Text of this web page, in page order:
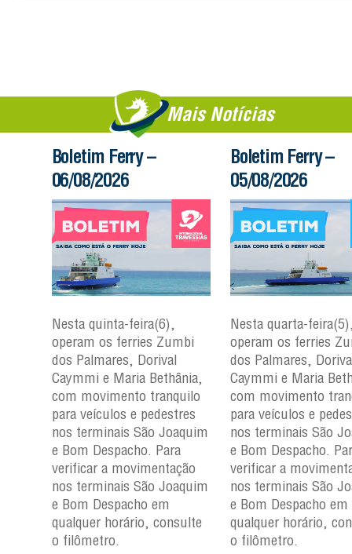
Mais Notícias
Boletim Ferry –
06/08/2026
Nesta quinta-feira(6),
operam os ferries Zumbi
dos Palmares, Dorival
Caymmi e Maria Bethânia,
com movimento tranquilo
para veículos e pedestres
nos terminais São Joaquim
e Bom Despacho. Para
verificar a movimentação
nos terminais São Joaquim
e Bom Despacho em
qualquer horário, consulte
o filômetro.
Boletim Ferry –
05/08/2026
Nesta quarta-
operam os ferries
dos Palmares,
Caymmi e Maria
com movimento
para veículos e
nos terminais São
e Bom Despacho.
verificar a
nos terminais São
e Bom Despacho em
qualquer horário,
o filômetro.